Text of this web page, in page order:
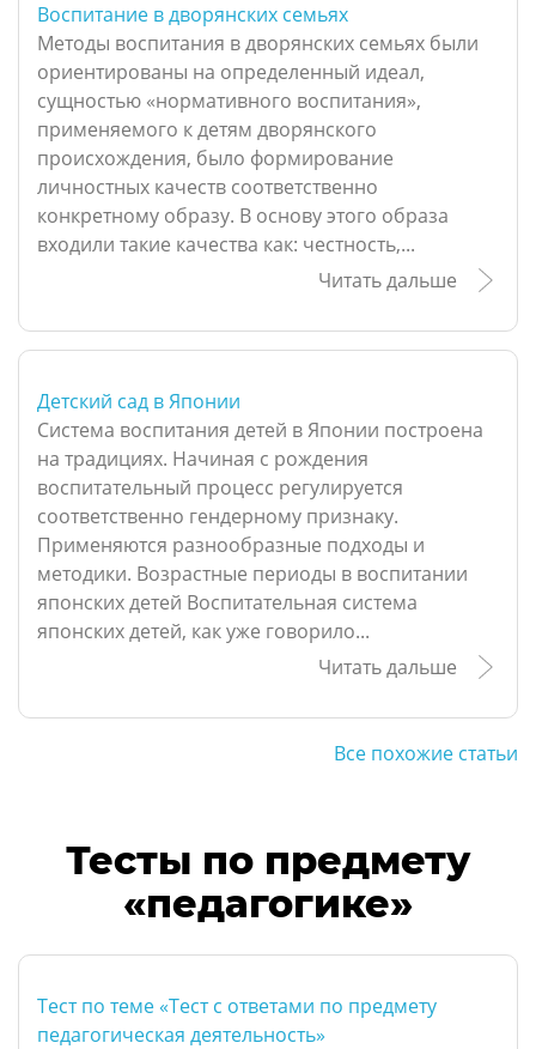
Воспитание в дворянских семьях
Методы воспитания в дворянских семьях были
ориентированы на определенный идеал,
сущностью «нормативного воспитания»,
применяемого к детям дворянского
происхождения, было формирование
личностных качеств соответственно
конкретному образу. В основу этого образа
входили такие качества как: честность,...
Читать дальше
Детский сад в Японии
Система воспитания детей в Японии построена
на традициях. Начиная с рождения
воспитательный процесс регулируется
соответственно гендерному признаку.
Применяются разнообразные подходы и
методики. Возрастные периоды в воспитании
японских детей Воспитательная система
японских детей, как уже говорило...
Читать дальше
Все похожие статьи
Тесты по предмету
«педагогике»
Тест по теме «Тест с ответами по предмету
педагогическая деятельность»